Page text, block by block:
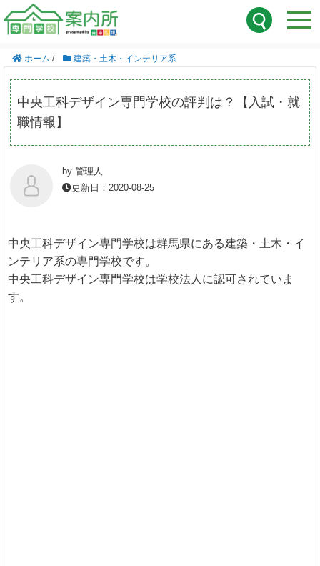
ホーム / 建築・土木・インテリア系
中央工科デザイン専門学校の評判は？【入試・就
職情報】
by 管理人
更新日：2020-08-25
中央工科デザイン専門学校は群馬県にある建築・土木・イ
ンテリア系の専門学校です。
中央工科デザイン専門学校は学校法人に認可されていま
す。